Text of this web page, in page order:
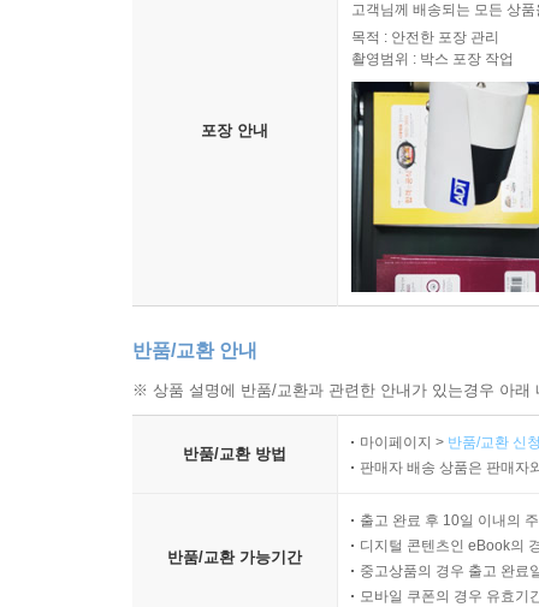
포장 안내
고객님께 배송되는 모든 상
목적 : 안전한 포장 관리
촬영범위 : 박스 포장 작업
반품/교환 안내
※ 상품 설명에 반품/교환과 관련한 안내가 있는경우 아
반품/교환 방법
마이페이지 > 반품/교환 신
판매자 배송 상품은 판매자
반품/교환 가능기간
출고 완료 후 10일 이내의
디지털 콘텐츠인 eBook의
중고상품의 경우 출고 완료
모바일 쿠폰의 경우 유효기